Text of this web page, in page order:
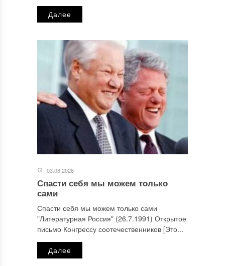
Далее
03.08.2026
Спасти себя мы можем только
сами
Спасти себя мы можем только сами
"Литературная Россия" (26.7.1991) Открытое
письмо Конгрессу соотечественников [Это...
Далее